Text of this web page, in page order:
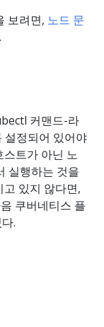
보려면, 노드 문
커맨드-라
설정되어 있어야
트가 아닌 노
실행하는 것을
있지 않다면,
쿠버네티스 플
.